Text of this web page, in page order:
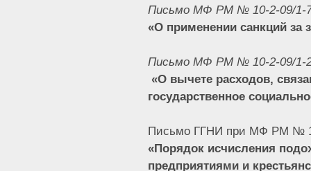
Письмо МФ РМ № 10-2-09/1-
«О применении санкций за
Письмо МФ РМ № 10-2-09/1-
«О вычете расходов,
государственное
Письмо ГГНИ при МФ РМ №
«Порядок исчисления
предприятиями и